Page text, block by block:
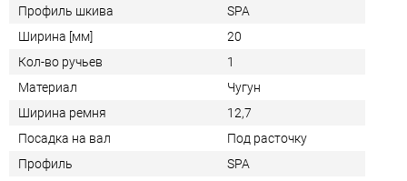
Профиль шкива
SPA
Ширина [мм]
20
Кол-во ручьев
1
Материал
Чугун
Ширина ремня
12,7
Посадка на вал
Под расточку
Профиль
SPA